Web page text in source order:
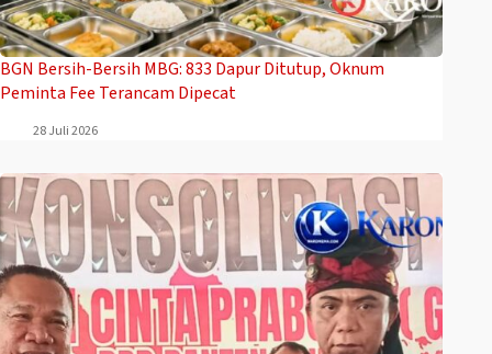
BGN Bersih-Bersih MBG: 833 Dapur Ditutup, Oknum
Peminta Fee Terancam Dipecat
28 Juli 2026